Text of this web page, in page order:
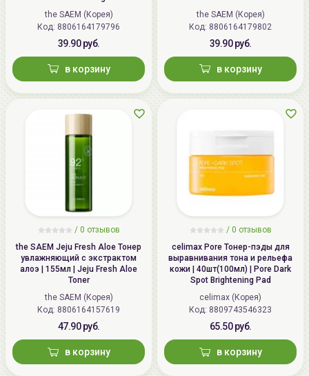
the SAEM (Корея)
Код: 8806164179796
39.90 руб.
в корзину
the SAEM (Корея)
Код: 8806164179802
39.90 руб.
в корзину
/ 0 отзывов
the SAEM Jeju Fresh Aloe Тонер
увлажняющий с экстрактом
алоэ | 155мл | Jeju Fresh Aloe
Toner
the SAEM (Корея)
Код: 8806164157619
47.90 руб.
в корзину
/ 0 отзывов
celimax Pore Тонер-пэды для
выравнивания тона и рельефа
кожи | 40шт(100мл) | Pore Dark
Spot Brightening Pad
celimax (Корея)
Код: 8809743546323
65.50 руб.
в корзину